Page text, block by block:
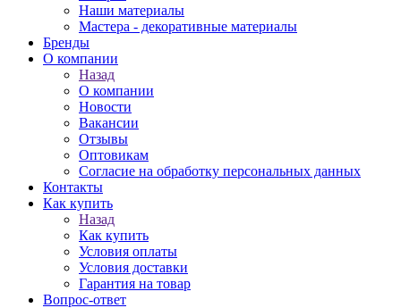
Наши материалы
Мастера - декоративные материалы
Бренды
О компании
Назад
О компании
Новости
Вакансии
Отзывы
Оптовикам
Cогласие на обработку персональных данных
Контакты
Как купить
Назад
Как купить
Условия оплаты
Условия доставки
Гарантия на товар
Вопрос-ответ